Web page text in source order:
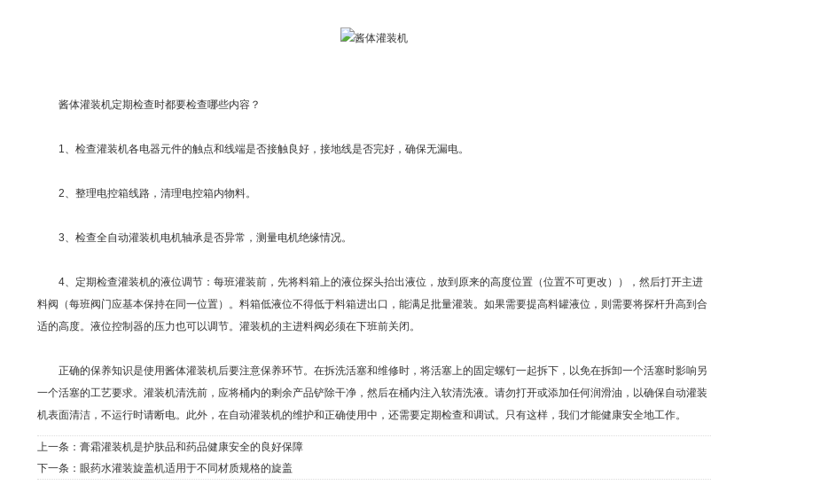
酱体灌装机定期检查时都要检查哪些内容？
1、检查灌装机各电器元件的触点和线端是否接触良好，接地线是否完好，确保无漏电。
2、整理电控箱线路，清理电控箱内物料。
3、检查全自动灌装机电机轴承是否异常，测量电机绝缘情况。
4、定期检查灌装机的液位调节：每班灌装前，先将料箱上的液位探头抬出液位，放到原来的高度位置（位置不可更改）），然后打开主进
料阀（每班阀门应基本保持在同一位置）。料箱低液位不得低于料箱进出口，能满足批量灌装。如果需要提高料罐液位，则需要将探杆升高到合
适的高度。液位控制器的压力也可以调节。灌装机的主进料阀必须在下班前关闭。
正确的保养知识是使用酱体灌装机后要注意保养环节。在拆洗活塞和维修时，将活塞上的固定螺钉一起拆下，以免在拆卸一个活塞时影响另
一个活塞的工艺要求。灌装机清洗前，应将桶内的剩余产品铲除干净，然后在桶内注入软清洗液。请勿打开或添加任何润滑油，以确保自动灌装
机表面清洁，不运行时请断电。此外，在自动灌装机的维护和正确使用中，还需要定期检查和调试。只有这样，我们才能健康安全地工作。
上一条： 膏霜灌装机是护肤品和药品健康安全的良好保障
下一条： 眼药水灌装旋盖机适用于不同材质规格的旋盖